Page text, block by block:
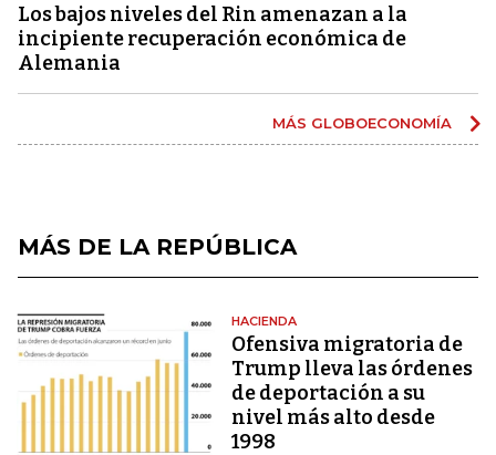
Los bajos niveles del Rin amenazan a la
incipiente recuperación económica de
Alemania
MÁS GLOBOECONOMÍA
MÁS DE LA REPÚBLICA
HACIENDA
Ofensiva migratoria de
Trump lleva las órdenes
de deportación a su
nivel más alto desde
1998